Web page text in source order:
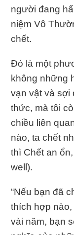
người đang
niệm Vô
chết.
Đó là một
không những
vạn vật và sợi
thức, mà tôi
chiều liên
nào, ta chết
thì Chết an
well).
“Nếu bạn đã
thích hợp
vài năm, bạn